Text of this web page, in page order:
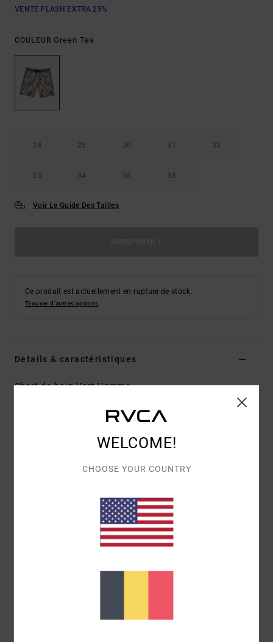
VENTE FLASH EXTRA 25%
COULEUR Green Tea
28 29 30 31 32
33 34 36 38
Voir Le Guide Des Tailles
Ce produit est actuellement en rupture de stock.
Trouver d'autres options
Details & caractéristiques
Short de bain Vert Homme
Code couleur
Poches sur les côtés
Poches arrière appliquées
WELCOME!
CHOOSE YOUR COUNTRY